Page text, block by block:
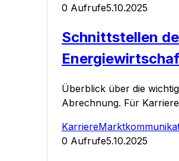
0 Aufrufe5.10.2025
Schnittstellen
Überblick über die
Abrechnung. Für
Karriere
0 Aufrufe5.10.2025